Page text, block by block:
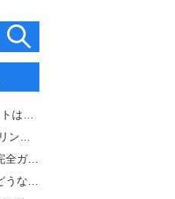
不動産業向けファクタリング完全ガイド｜審査・手数料・スピード比較＆おすすめ業者一覧